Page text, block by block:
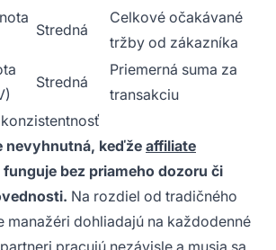
Stredná
Celkové očakávané
tržby od zákazníka
Stredná
Priemerná suma za
transakciu
nevyhnutná, keďže affiliate
bez priameho dozoru či
Na rozdiel od tradičného
manažéri dohliadajú na každodenné
pracujú nezávisle a musia sa